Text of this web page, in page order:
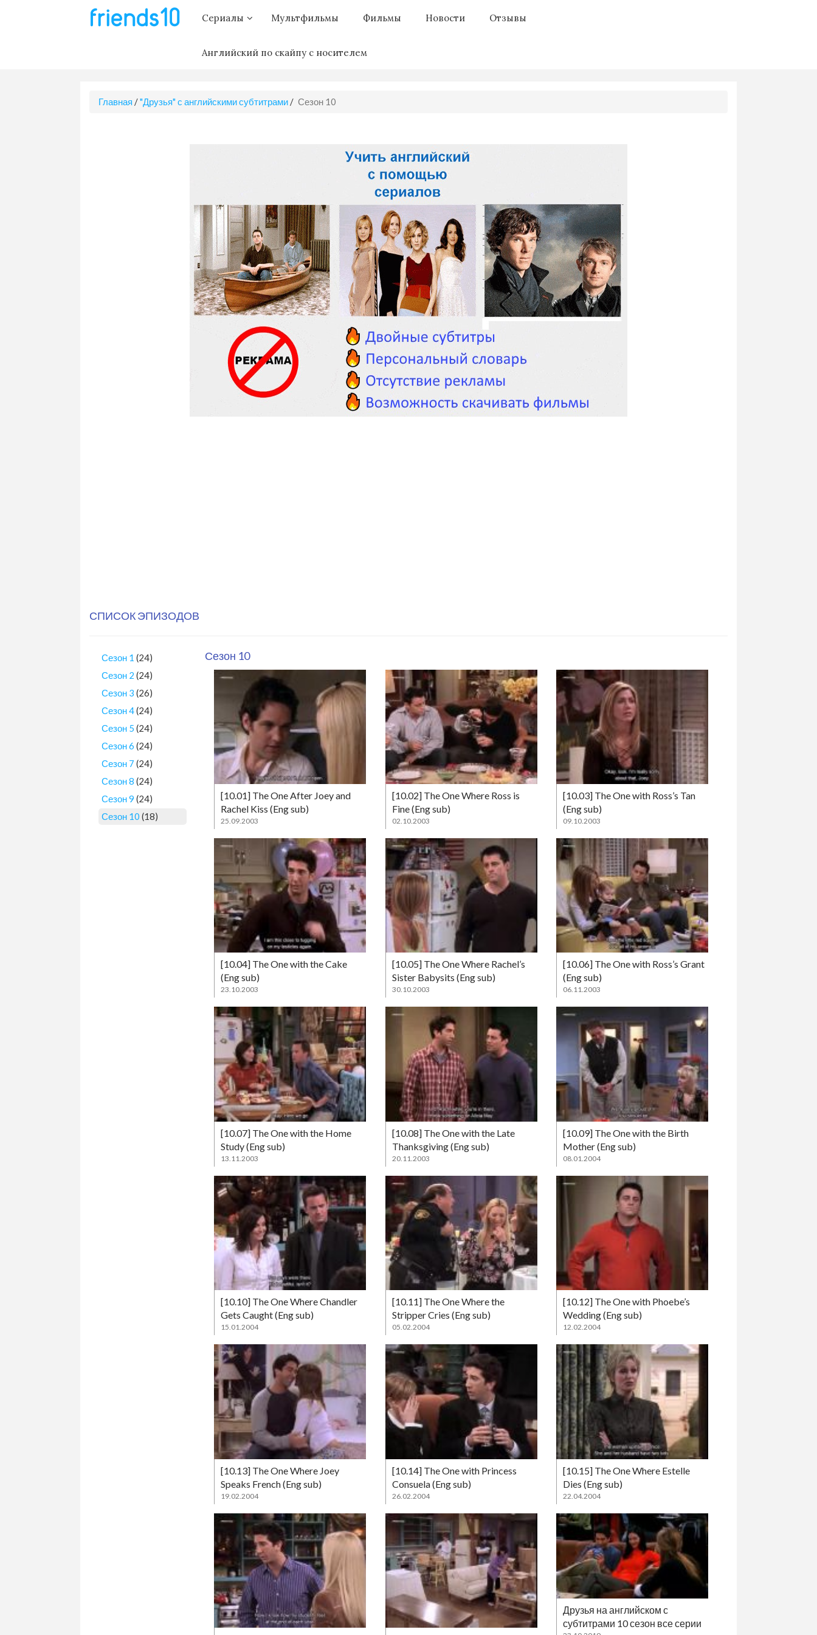
Сериалы Мультфильмы Фильмы Новости Отзывы
Английский по скайпу с носителем
Главная /"Друзья" с английскими субтитрами / Сезон 10
СПИСОК ЭПИЗОДОВ
Сезон 1 (24)
Сезон 2 (24)
Сезон 3 (26)
Сезон 4(24)
Сезон 5 (24)
Сезон 6 (24)
Сезон 7 (24)
Сезон 8 (24)
Сезон 9 (24)
Сезон 10 (18)
Сезон 10
[10.01] The One After Joey and
Rachel Kiss (Eng sub)
25.09.2003
[10.02] The One Where Ross is
Fine (Eng sub)
02.10.2003
[10.03] The One with Ross’s Tan
(Eng sub)
09.10.2003
[10.04] The One with the Cake
(Eng sub)
23.10.2003
[10.05] The One Where Rachel’s
Sister Babysits (Eng sub)
30.10.2003
[10.06] The One with Ross’s Grant
(Eng sub)
06.11.2003
[10.07] The One with the Home
Study (Eng sub)
13.11.2003
[10.08] The One with the Late
Thanksgiving (Eng sub)
20.11.2003
[10.09] The One with the Birth
Mother (Eng sub)
08.01.2004
[10.10] The One Where Chandler
Gets Caught (Eng sub)
15.01.2004
[10.11] The One Where the
Stripper Cries (Eng sub)
05.02.2004
[10.12] The One with Phoebe’s
Wedding (Eng sub)
12.02.2004
[10.13] The One Where Joey
Speaks French (Eng sub)
19.02.2004
[10.14] The One with Princess
Consuela (Eng sub)
26.02.2004
[10.15] The One Where Estelle
Dies (Eng sub)
22.04.2004
Друзья на английском с
субтитрами 10 сезон все серии